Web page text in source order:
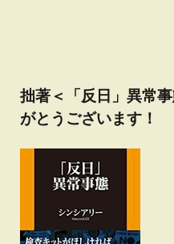
拙著＜「反日」異常
がとうございます！